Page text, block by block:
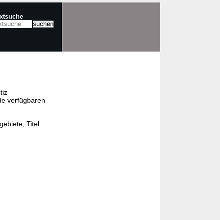
verfügbaren
Titel